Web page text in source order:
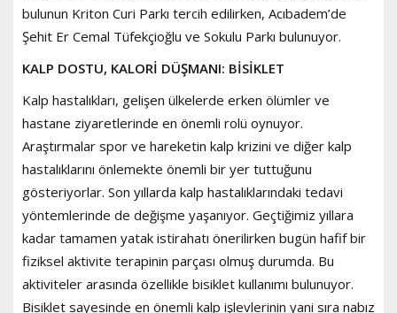
bulunun Kriton Curi Parkı tercih edilirken, Acıbadem’de
Şehit Er Cemal Tüfekçioğlu ve Sokulu Parkı bulunuyor.
KALP DOSTU, KALORİ DÜŞMANI: BİSİKLET
Kalp hastalıkları, gelişen ülkelerde erken ölümler ve
hastane ziyaretlerinde en önemli rolü oynuyor.
Araştırmalar spor ve hareketin kalp krizini ve diğer kalp
hastalıklarını önlemekte önemli bir yer tuttuğunu
gösteriyorlar. Son yıllarda kalp hastalıklarındaki tedavi
yöntemlerinde de değişme yaşanıyor. Geçtiğimiz yıllara
kadar tamamen yatak istirahatı önerilirken bugün hafif bir
fiziksel aktivite terapinin parçası olmuş durumda. Bu
aktiviteler arasında özellikle bisiklet kullanımı bulunuyor.
Bisiklet sayesinde en önemli kalp işlevlerinin yani sıra nabız